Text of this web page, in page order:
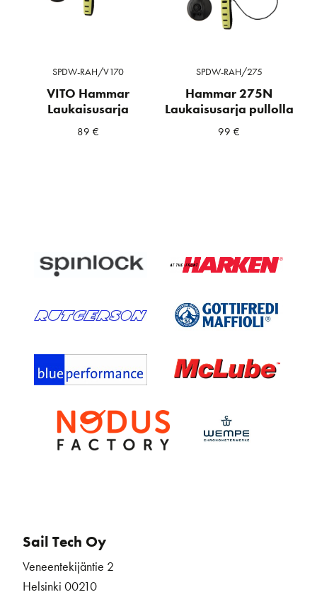
SPDW-RAH/V170
VITO Hammar
Laukaisusarja
89 €
SPDW-RAH/275
Hammar 275N
Laukaisusarja pullolla
99€
Sail Tech Oy
Veneentekijäntie 2
Helsinki 00210